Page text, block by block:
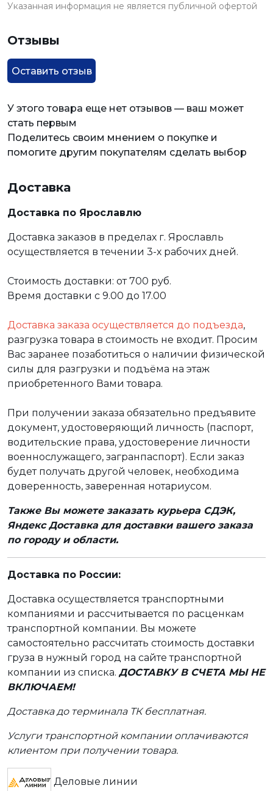
Указанная информация не является публичной офертой
Отзывы
Оставить отзыв
У этого товара еще нет отзывов — ваш может
стать первым
Поделитесь своим мнением о покупке и
помогите другим покупателям сделать выбор
Доставка
Доставка по Ярославлю
Доставка заказов в пределах г. Ярославль
осуществляется в течении 3-х рабочих дней.
Стоимость доставки: от 700 руб.
Время доставки с 9.00 до 17.00
Доставка заказа осуществляется до подъезда,
разгрузка товара в стоимость не входит. Просим
Вас заранее позаботиться о наличии физической
силы для разгрузки и подъёма на этаж
приобретенного Вами товара.
При получении заказа обязательно предъявите
документ, удостоверяющий личность (паспорт,
водительские права, удостоверение личности
военнослужащего, загранпаспорт). Если заказ
будет получать другой человек, необходима
доверенность, заверенная нотариусом.
Также Вы можете заказать курьера СДЭК,
Яндекс Доставка для доставки вашего заказа
по городу и области.
Доставка по России:
Доставка осуществляется транспортными
компаниями и рассчитывается по расценкам
транспортной компании. Вы можете
самостоятельно рассчитать стоимость доставки
груза в нужный город на сайте транспортной
компании из списка. ДОСТАВКУ В СЧЕТА МЫ НЕ
ВКЛЮЧАЕМ!
Доставка до терминала ТК бесплатная.
Услуги транспортной компании оплачиваются
клиентом при получении товара.
Деловые линии